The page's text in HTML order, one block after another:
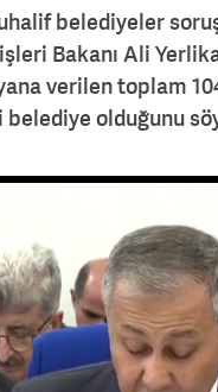
belediyeler
Bakanı Ali
verilen toplam
olduğunu